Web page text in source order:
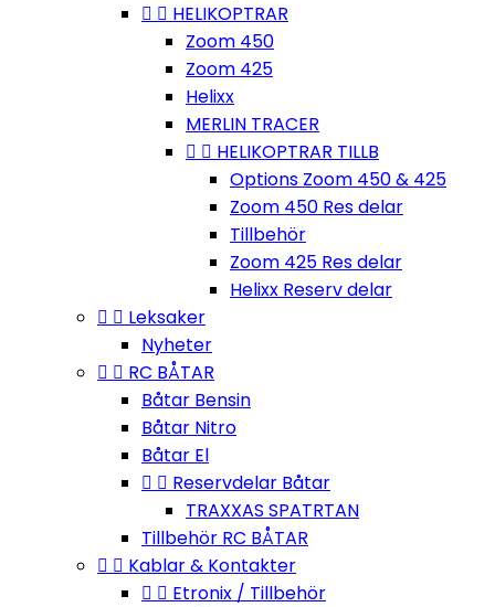
  HELIKOPTRAR
Zoom 450
Zoom 425
Helixx
MERLIN TRACER
  HELIKOPTRAR TILLB
Options Zoom 450 & 425
Zoom 450 Res delar
Tillbehör
Zoom 425 Res delar
Helixx Reserv delar
  Leksaker
Nyheter
  RC BÅTAR
Båtar Bensin
Båtar Nitro
Båtar El
  Reservdelar Båtar
TRAXXAS SPATRTAN
Tillbehör RC BÅTAR
  Kablar & Kontakter
  Etronix / Tillbehör